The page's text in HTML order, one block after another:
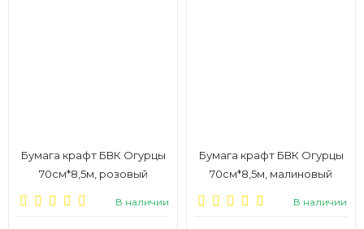
Бумага крафт БВК Огурцы
70см*8,5м, розовый
В наличии
Бумага крафт БВК Огурцы
70см*8,5м, малиновый
В наличии